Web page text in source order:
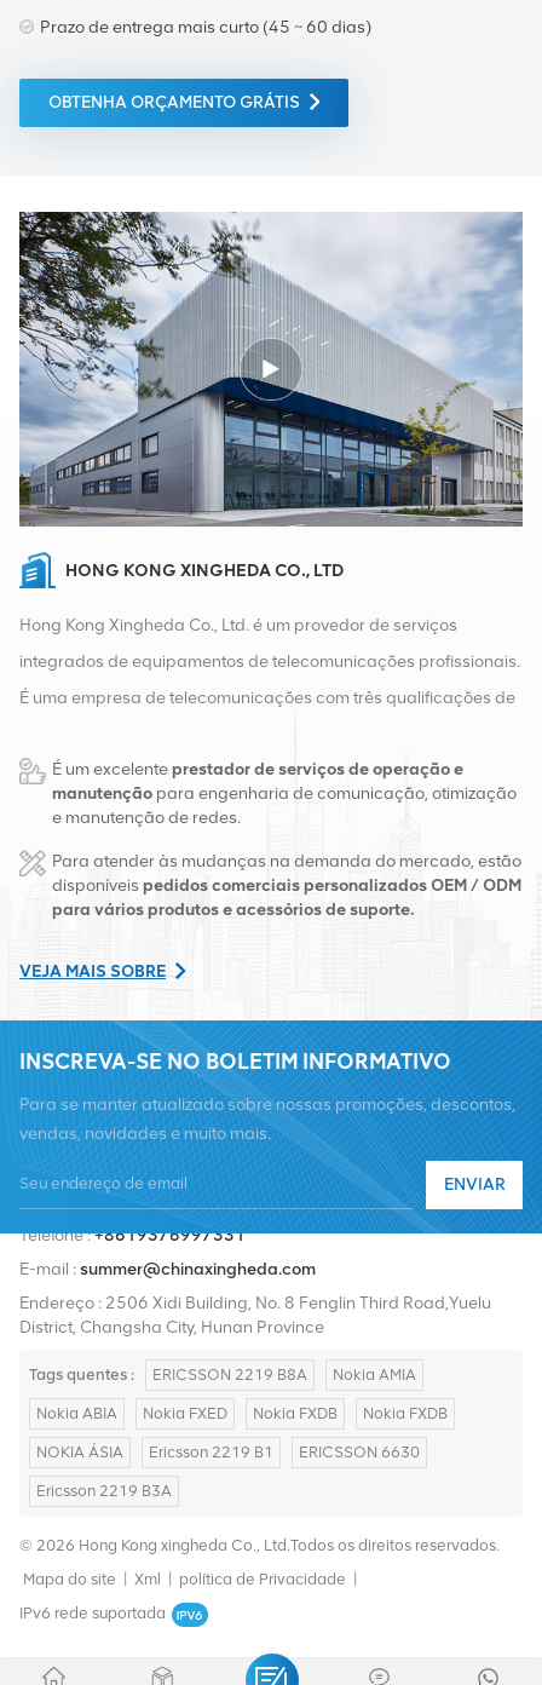
Prazo de entrega mais curto (45 ~ 60 dias)
OBTENHA ORÇAMENTO GRÁTIS
HONG KONG XINGHEDA CO., LTD
Hong Kong Xingheda Co., Ltd. é um provedor de serviços
integrados de equipamentos de telecomunicações profissionais.
É uma empresa de telecomunicações com três qualificações de
empresa possui dois armazéns inteligentes e centros de
distribuição de fábrica em Changsha e Hong Kong. Em 2016,
China. Com sede na China, realizamos negócios internacionais
no Sudeste Asiático, Europa, Estados Unidos, África e Rússia,
equipamentos e serviços de manutenção abrangentes, como
transmissão, fornecimento de energia, módulos ópticos, cabos,
terminais e materiais auxiliares de suporte. Os prestadores de
serviços incluem Nokia, Ericsson, Huawei, ZTE, Bell, Alcatel,
Nortel, Siemens e Lucent. Expandiremos nossa participação no
mercado internacional com produtos de alta qualidade, serviços
de alta qualidade, preços razoáveis ​​e entrega pontual.
É um excelenteprestador de serviços de operação e
manutenção para engenharia de comunicação, otimização
e manutenção de redes.
Para atender às mudanças na demanda do mercado, estão
disponíveispedidos comerciais personalizados OEM / ODM
para vários produtos e acessórios de suporte.
VEJA MAIS SOBRE
INSCREVA-SE NO BOLETIM INFORMATIVO
Para se manter atualizado sobre nossas promoções, descontos,
vendas, novidades e muito mais.
ENVIAR
Telefone :+8619376997331
E-mail :summer@chinaxingheda.com
Endereço : 2506 Xidi Building, No. 8 Fenglin Third Road,Yuelu
District, Changsha City, Hunan Province
Tags quentes : ERICSSON 2219 B8A Nokia AMIA
Nokia ABIA Nokia FXED Nokia FXDB Nokia FXDB
NOKIA ÁSIA Ericsson 2219 B1 ERICSSON 6630
Ericsson 2219 B3A
© 2026 Hong Kong xingheda Co., Ltd.Todos os direitos reservados.
Mapa do site
Xml política de Privacidade
IPv6 rede suportada